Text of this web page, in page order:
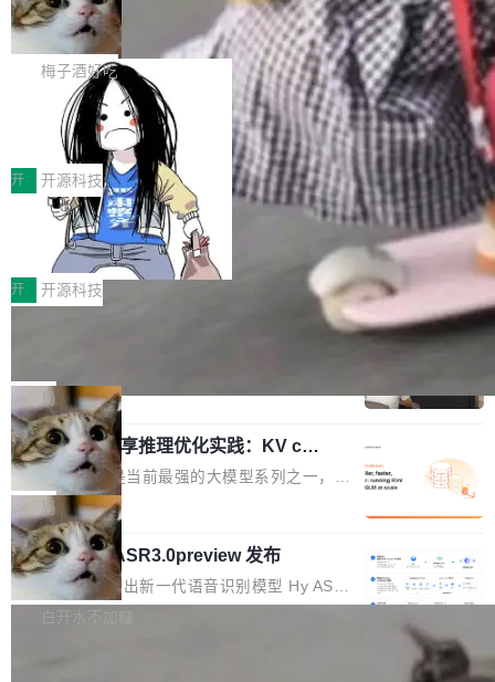
有云模型能够满足快速试用和效率提升的需求。
但对于金融、能源、医疗等对数据安全要求较...
让AI用起来，还要进一步看清混合算力时代下，
Token花在哪里、算力是否被充分利用，以及持
续增长的AI成本该如何优化。 深信服AI算力网关
正是围绕这些实际问题，从Token治理和成本治
理两个方面，让用户的每一份算力都看得清、管
得住、用得稳、省得下、更安全！ 一、从现在开
始，Token使用一目...
ean 在 Google 工作了 27 年后，宣布离职。 他
不是一个人走。一同离开的还有 Sanjay Ghema
wat（Google 员工编号 23，Jeff Dean 二十多
年的编程搭档，MapReduce 和 Bigtable 的共同
作者）、Quoc Le（Google 大脑核心成员，Se
q2Seq 和 DocAI 的共同发明人）以及 Oriol Vin
yals（Gemini 联合负责人，AlphaSta...
🔥 SolonCode v2026.8.4 发布：界面
字体可调、22 种语言、记忆搜索增强
打开终端就能上岗的全中文编码智能体，这一轮
把「看得清、用母语、记得住」三件事一次补
齐。 SolonCode 是什么 SolonCode 是杭州无
耳科技研发的企业级终端编码智能体——一位全
中文驱动的数字员工，自主理解需求、规划步
骤、编写代码。不挑模型、不挑平台，curl 一行
装完即用。 开源地址：Gitee · GitCode · GitHu
b 安装 支持 Java 8+（8~26）、macOS / Linu
x / Windows / Harmony PC。 # macOS / Linu
x / Harmony PC curl -fsSL https://solon.noea
r.org/solon...
梅子酒好吃
让“代码语义理解”深度释放AI Coding
价值潜能：华为云码道（CodeArts）
代码仓技术解析
一、代码仓深度理解技术的作用与价值 在软件工
程实践中，代码仓是企业核心知识资产的主要载
体。企业级代码仓库通常包含数十万乃至数百万
个文件，其规模远超单次模型调用可承载的上下
文窗口。随着项目规模的持续扩张与代码历史的
不断累积，代码仓中的模块关系、接口契约、业
务逻辑等关键信息往往分散于数十乃至数百个文
件之中，形成高度复杂的知识关联网络。传统的
在语法层面完成文本定位，难以触及代码的语义
内涵与结构关联，导致开发者使用代码智能体在
理解大规模代码仓时面临显著"代码仓理解"瓶
颈。 代码仓深度理解服务（以下简称" CodeBas
e深度理解服务"）是华为云码道（CodeA...
开 开源科技
让“代码语义理解”深度释放AI Coding
价值潜能：华为云码道（CodeArts）
代码仓技术解析
一、代码仓深度理解技术的作用与价值 在软件工
程实践中，代码仓是企业核心知识资产的主要载
体。企业级代码仓库通常包含数十万乃至数百万
不断累积，代码仓中的模块关系、接口契约、业
务逻辑等关键信息往往分散于数十乃至数百个文
件之中，形成高度复杂的知识关联网络。传统的
代码检索手段（如关键词匹配、目录遍历）仅能
在语法层面完成文本定位，难以触及代码的语义
内涵与结构关联，导致开发者使用代码智能体在
理解大规模代码仓时面临显著"代码仓理解"瓶
颈。 代码仓深度理解服务（以下简称" CodeBas
e深度理解服务"）是华为云码道（CodeA...
开 开源科技
名90后算法工程师王某，为了给自己接的私活腾
服务器空间，删光了公司AI游戏部门的全部核心
数据。 王某2024年1月入职东城区某科技公司AI
短剧部门，有互联网大厂背景。在公司内部架构
调整期间，部门三次通知全员将数据从A集群迁
移到B集群，王某都回复了"收到"。 他没有迁移
数据。2024年9月3日下午4点，他使用此前登录
的账号密码进入A集群，输入了一条被程序员圈
称为"删库跑路"的命令——最高管理员权限、无
局
Cloudflare 分享推理优化实践：KV ca
che 量化 + 权重压缩，吞吐量提升 4
1%，成本降 30%
Kimi 和 GLM 是当前最强的大模型系列之一，但
它们有一个共同的问题：太吃显存了。月之暗面
的 Kimi K 系列和智谱的 GLM 都是长上下文、M
oE 架构的大模型，好用到让人上瘾，但 GPU 显
存永远不够用。 Cloudflare 的 Workers AI 团队
一直在跑这些模型的推理。他们在官方博客上发
局
腾讯混元 Hy ASR3.0preview 发布
腾讯混元正式推出新一代语音识别模型 Hy ASR
3.0preview。基于最新一代大语言模型 Hy3 的
白开水不加糖